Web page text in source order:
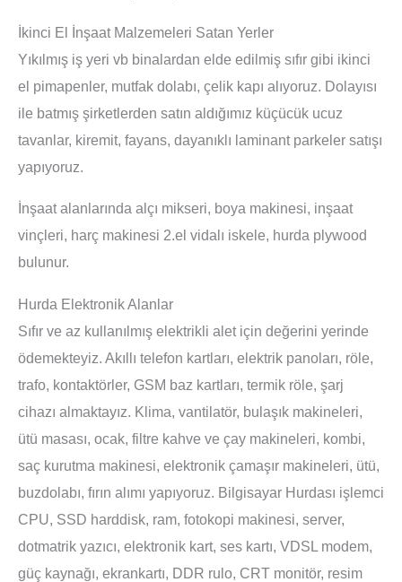
İkinci El İnşaat Malzemeleri Satan Yerler
Yıkılmış iş yeri vb binalardan elde edilmiş sıfır gibi ikinci
el pimapenler, mutfak dolabı, çelik kapı alıyoruz. Dolayısı
ile batmış şirketlerden satın aldığımız küçücük ucuz
tavanlar, kiremit, fayans, dayanıklı laminant parkeler satışı
yapıyoruz.
İnşaat alanlarında alçı mikseri, boya makinesi, inşaat
vinçleri, harç makinesi 2.el vidalı iskele, hurda plywood
bulunur.
Hurda Elektronik Alanlar
Sıfır ve az kullanılmış elektrikli alet için değerini yerinde
ödemekteyiz. Akıllı telefon kartları, elektrik panoları, röle,
trafo, kontaktörler, GSM baz kartları, termik röle, şarj
cihazı almaktayız. Klima, vantilatör, bulaşık makineleri,
ütü masası, ocak, filtre kahve ve çay makineleri, kombi,
saç kurutma makinesi, elektronik çamaşır makineleri, ütü,
buzdolabı, fırın alımı yapıyoruz. Bilgisayar Hurdası işlemci
CPU, SSD harddisk, ram, fotokopi makinesi, server,
dotmatrik yazıcı, elektronik kart, ses kartı, VDSL modem,
güç kaynağı, ekrankartı, DDR rulo, CRT monitör, resim